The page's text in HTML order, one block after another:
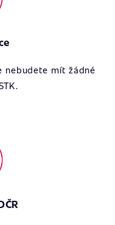
nebudete mít žádné